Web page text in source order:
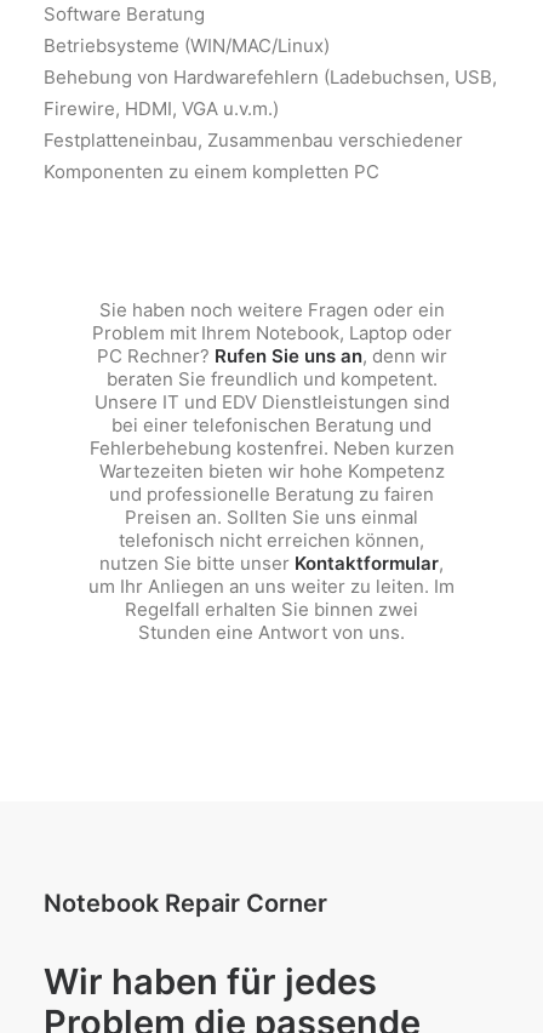
Software Beratung
Betriebsysteme (WIN/MAC/Linux)
Behebung von Hardwarefehlern (Ladebuchsen, USB,
Firewire, HDMI, VGA u.v.m.)
Festplatteneinbau, Zusammenbau verschiedener
Komponenten zu einem kompletten PC
Sie haben noch weitere Fragen oder ein
Problem mit Ihrem Notebook, Laptop oder
PC Rechner? Rufen Sie uns an, denn wir
beraten Sie freundlich und kompetent.
Unsere IT und EDV Dienstleistungen sind
bei einer telefonischen Beratung und
Fehlerbehebung kostenfrei. Neben kurzen
Wartezeiten bieten wir hohe Kompetenz
und professionelle Beratung zu fairen
Preisen an. Sollten Sie uns einmal
telefonisch nicht erreichen können,
nutzen Sie bitte unser Kontaktformular,
um Ihr Anliegen an uns weiter zu leiten. Im
Regelfall erhalten Sie binnen zwei
Stunden eine Antwort von uns.
Notebook Repair Corner
Wir haben für jedes
Problem die passende